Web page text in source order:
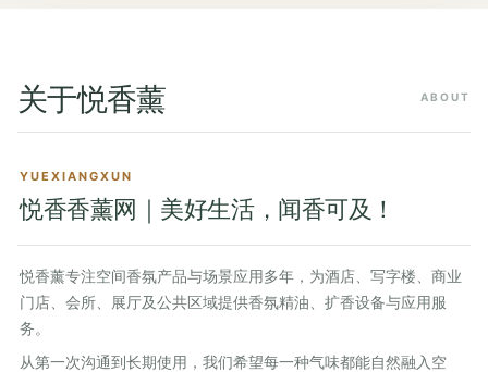
关于悦香薰 ABOUT
YUEXIANGXUN
悦香香薰网｜美好生活，闻香可及！
悦香薰专注空间香氛产品与场景应用多年，为酒店、写字楼、商业
门店、会所、展厅及公共区域提供香氛精油、扩香设备与应用服
务。
从第一次沟通到长期使用，我们希望每一种气味都能自然融入空